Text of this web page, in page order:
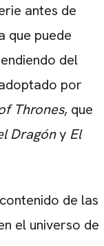
antes de
que puede
del
por
Thrones, que
Dragóny El
de las
el universo de